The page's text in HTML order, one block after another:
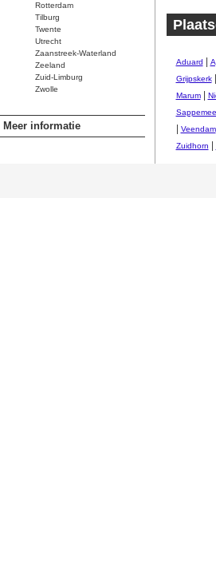
Rotterdam
Tilburg
Twente
Utrecht
Zaanstreek-Waterland
Zeeland
Zuid-Limburg
Zwolle
Meer informatie
Aduard
Grijpskerk
Marum|
Veendam
Zuidhorn